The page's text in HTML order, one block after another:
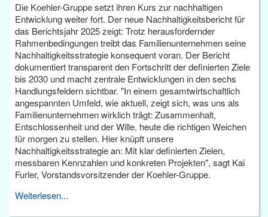
Die Koehler-Gruppe setzt ihren Kurs zur nachhaltigen
Entwicklung weiter fort. Der neue Nachhaltigkeitsbericht für
das Berichtsjahr 2025 zeigt: Trotz herausfordernder
Rahmenbedingungen treibt das Familienunternehmen seine
Nachhaltigkeitsstrategie konsequent voran. Der Bericht
dokumentiert transparent den Fortschritt der definierten Ziele
bis 2030 und macht zentrale Entwicklungen in den sechs
Handlungsfeldern sichtbar. "In einem gesamtwirtschaftlich
angespannten Umfeld, wie aktuell, zeigt sich, was uns als
Familienunternehmen wirklich trägt: Zusammenhalt,
Entschlossenheit und der Wille, heute die richtigen Weichen
für morgen zu stellen. Hier knüpft unsere
Nachhaltigkeitsstrategie an: Mit klar definierten Zielen,
messbaren Kennzahlen und konkreten Projekten", sagt Kai
Furler, Vorstandsvorsitzender der Koehler-Gruppe.
Weiterlesen...